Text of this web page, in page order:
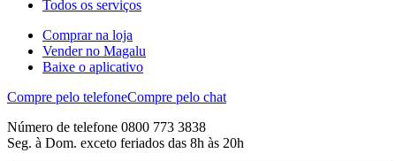
Todos os serviços
Comprar na loja
Vender no Magalu
Baixe o aplicativo
Compre pelo telefoneCompre pelo chat
Número de telefone 0800 773 3838
Seg. à Dom. exceto feriados das 8h às 20h